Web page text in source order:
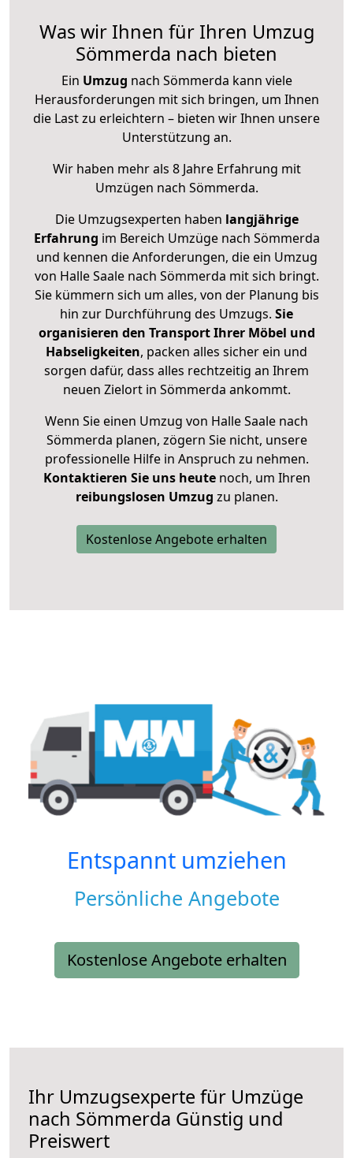
Was wir Ihnen für Ihren Umzug
Sömmerda nach bieten
Ein Umzug nach Sömmerda kann viele
Herausforderungen mit sich bringen, um Ihnen
die Last zu erleichtern – bieten wir Ihnen unsere
Unterstützung an.
Wir haben mehr als 8 Jahre Erfahrung mit
Umzügen nach Sömmerda.
Die Umzugsexperten haben langjährige
Erfahrung im Bereich Umzüge nach Sömmerda
und kennen die Anforderungen, die ein Umzug
von Halle Saale nach Sömmerda mit sich bringt.
Sie kümmern sich um alles, von der Planung bis
hin zur Durchführung des Umzugs. Sie
organisieren den Transport Ihrer Möbel und
Habseligkeiten, packen alles sicher ein und
sorgen dafür, dass alles rechtzeitig an Ihrem
neuen Zielort in Sömmerda ankommt.
Wenn Sie einen Umzug von Halle Saale nach
Sömmerda planen, zögern Sie nicht, unsere
professionelle Hilfe in Anspruch zu nehmen.
Kontaktieren Sie uns heutenoch, um Ihren
reibungslosen Umzug zu planen.
Kostenlose Angebote erhalten
Entspannt umziehen
Persönliche Angebote
Kostenlose Angebote erhalten
Ihr Umzugsexperte für Umzüge
nach Sömmerda Günstig und
Preiswert